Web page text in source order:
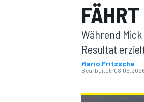
Während
Resultat
Mario Fritzsche
Bearbeitet: